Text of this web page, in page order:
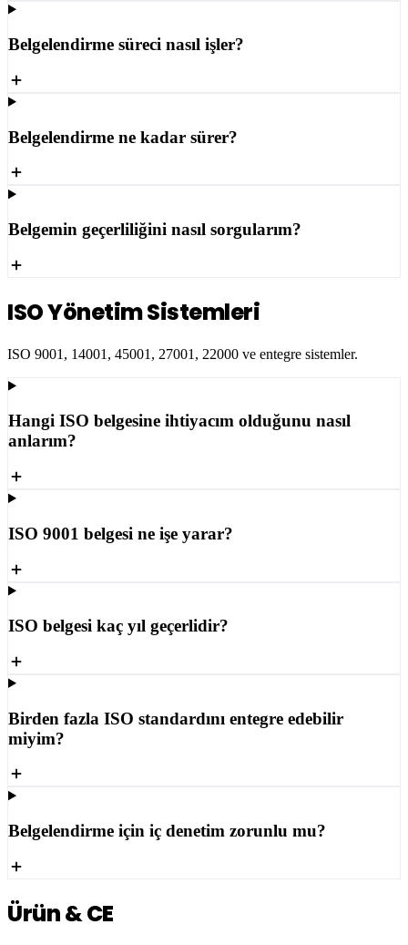
Belgelendirme süreci nasıl işler?
Belgelendirme ne kadar sürer?
Belgemin geçerliliğini nasıl sorgularım?
ISO Yönetim Sistemleri
ISO 9001, 14001, 45001, 27001, 22000 ve entegre sistemler.
Hangi ISO belgesine ihtiyacım olduğunu nasıl
anlarım?
ISO 9001 belgesi ne işe yarar?
ISO belgesi kaç yıl geçerlidir?
Birden fazla ISO standardını entegre edebilir
miyim?
Belgelendirme için iç denetim zorunlu mu?
Ürün & CE